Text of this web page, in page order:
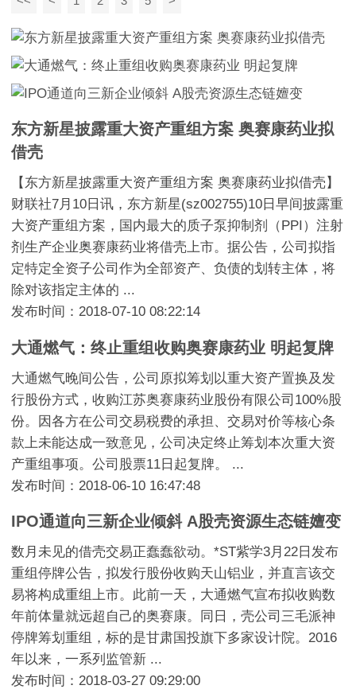
东方新星披露重大资产重组方案 奥赛康药业拟
借壳
【东方新星披露重大资产重组方案 奥赛康药业拟借壳】
财联社7月10日讯，东方新星(sz002755)10日早间披露重
大资产重组方案，国内最大的质子泵抑制剂（PPI）注射
剂生产企业奥赛康药业将借壳上市。据公告，公司拟指
定特定全资子公司作为全部资产、负债的划转主体，将
除对该指定主体的 ...
发布时间：2018-07-10 08:22:14
大通燃气：终止重组收购奥赛康药业 明起复牌
大通燃气晚间公告，公司原拟筹划以重大资产置换及发
行股份方式，收购江苏奥赛康药业股份有限公司100%股
份。因各方在公司交易税费的承担、交易对价等核心条
款上未能达成一致意见，公司决定终止筹划本次重大资
产重组事项。公司股票11日起复牌。 ...
发布时间：2018-06-10 16:47:48
IPO通道向三新企业倾斜 A股壳资源生态链嬗变
数月未见的借壳交易正蠢蠢欲动。*ST紫学3月22日发布
重组停牌公告，拟发行股份收购天山铝业，并直言该交
易将构成重组上市。此前一天，大通燃气宣布拟收购数
年前体量就远超自己的奥赛康。同日，壳公司三毛派神
停牌筹划重组，标的是甘肃国投旗下多家设计院。2016
年以来，一系列监管新 ...
发布时间：2018-03-27 09:29:00